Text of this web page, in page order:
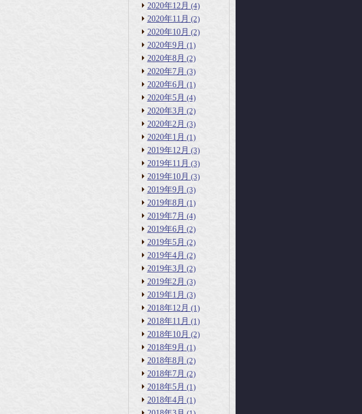
2020年12月 (4)
2020年11月 (2)
2020年10月 (2)
2020年9月 (1)
2020年8月 (2)
2020年7月 (3)
2020年6月 (1)
2020年5月 (4)
2020年3月 (2)
2020年2月 (3)
2020年1月 (1)
2019年12月 (3)
2019年11月 (3)
2019年10月 (3)
2019年9月 (3)
2019年8月 (1)
2019年7月 (4)
2019年6月 (2)
2019年5月 (2)
2019年4月 (2)
2019年3月 (2)
2019年2月 (3)
2019年1月 (3)
2018年12月 (1)
2018年11月 (1)
2018年10月 (2)
2018年9月 (1)
2018年8月 (2)
2018年7月 (2)
2018年5月 (1)
2018年4月 (1)